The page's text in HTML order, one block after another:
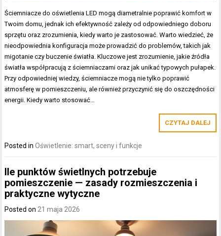
Ściemniacze do oświetlenia LED mogą diametralnie poprawić komfort w
Twoim domu, jednak ich efektywność zależy od odpowiedniego doboru
sprzętu oraz zrozumienia, kiedy warto je zastosować. Warto wiedzieć, że
nieodpowiednia konfiguracja może prowadzić do problemów, takich jak
migotanie czy buczenie światła. Kluczowe jest zrozumienie, jakie źródła
światła współpracują z ściemniaczami oraz jak unikać typowych pułapek.
Przy odpowiedniej wiedzy, ściemniacze mogą nie tylko poprawić
atmosferę w pomieszczeniu, ale również przyczynić się do oszczędności
energii. Kiedy warto stosować…
CZYTAJ DALEJ
Posted inOświetlenie: smart, sceny i funkcje
Ile punktów świetlnych potrzebuje
pomieszczenie — zasady rozmieszczenia i
praktyczne wytyczne
Posted on21 maja 2026